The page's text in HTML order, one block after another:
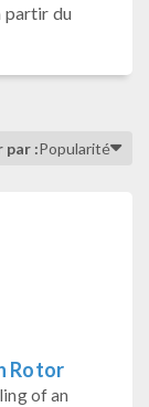
partir du
par :Popularité
Rotor
of an